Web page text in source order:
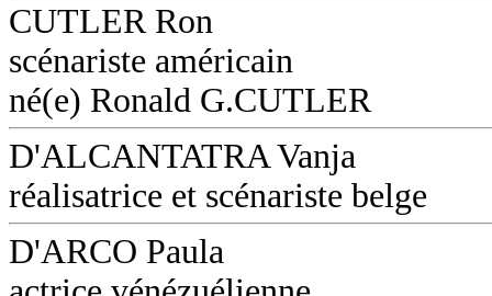
CUTLER Ron
scénariste américain
né(e) Ronald G.CUTLER
D'ALCANTATRA Vanja
réalisatrice et scénariste belge
D'ARCO Paula